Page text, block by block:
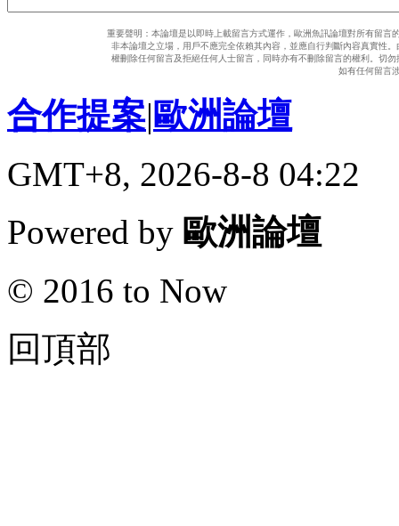
重要聲明：本論壇是以即時上載留言方式運作，歐洲魚訊論壇對所有留
非本論壇之立場，用戶不應完全依賴其內容，並應自行判斷內容真實性
權刪除任何留言及拒絕任何人士留言，同時亦有不刪除留言的權利。切
如有任何留言
合作提案|歐洲論壇
GMT+8, 2026-8-8 04:22
Powered by 歐洲論壇
© 2016 to Now
回頂部